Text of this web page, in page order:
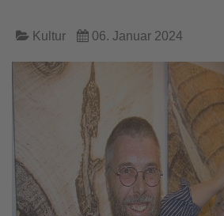
Kultur 06. Januar 2024